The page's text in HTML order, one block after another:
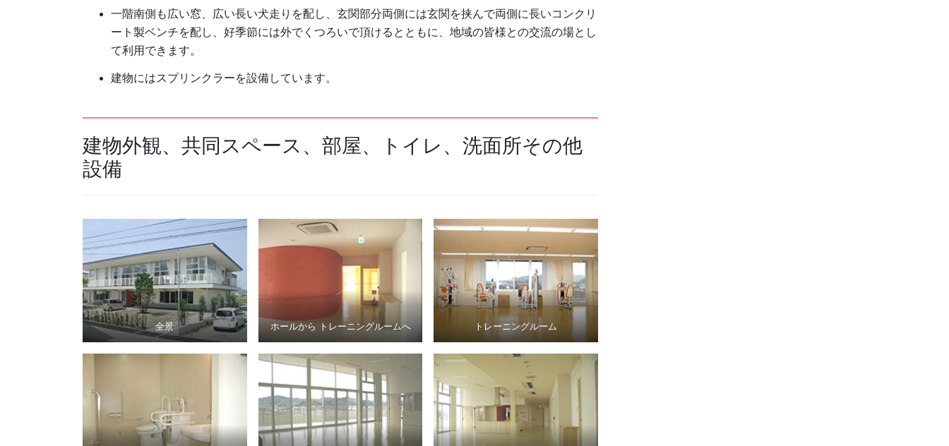
一階南側も広い窓、広い長い犬走りを配し、玄関部分両側には玄関を挟んで両側に長いコンクリ
ート製ベンチを配し、好季節には外でくつろいで頂けるとともに、地域の皆様との交流の場とし
て利用できます。
建物にはスプリンクラーを設備しています。
建物外観、共同スペース、部屋、トイレ、洗面所その他
設備
全景 ホールから トレーニングルームへ トレーニングルーム